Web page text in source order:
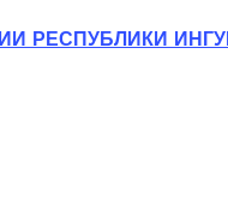
РЕСПУБЛИКИ